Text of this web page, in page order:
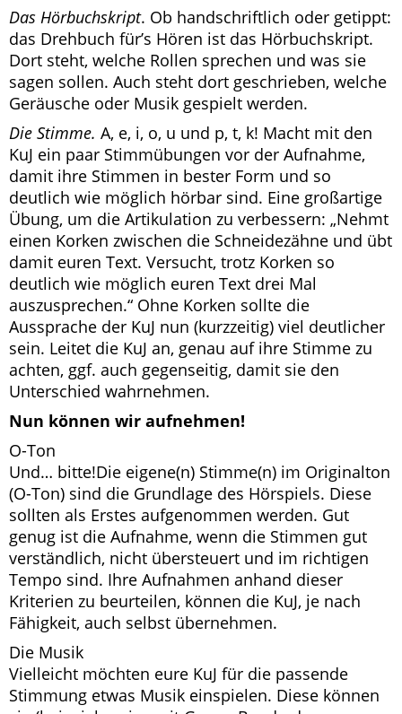
Das Hörbuchskript. Ob handschriftlich oder getippt:
das Drehbuch für’s Hören ist das Hörbuchskript.
Dort steht, welche Rollen sprechen und was sie
sagen sollen. Auch steht dort geschrieben, welche
Geräusche oder Musik gespielt werden.
Die Stimme. A, e, i, o, u und p, t, k! Macht mit den
KuJ ein paar Stimmübungen vor der Aufnahme,
damit ihre Stimmen in bester Form und so
deutlich wie möglich hörbar sind. Eine großartige
Übung, um die Artikulation zu verbessern: „Nehmt
einen Korken zwischen die Schneidezähne und übt
damit euren Text. Versucht, trotz Korken so
deutlich wie möglich euren Text drei Mal
auszusprechen.“ Ohne Korken sollte die
Aussprache der KuJ nun (kurzzeitig) viel deutlicher
sein. Leitet die KuJ an, genau auf ihre Stimme zu
achten, ggf. auch gegenseitig, damit sie den
Unterschied wahrnehmen.
Nun können wir aufnehmen!
O-Ton
Und… bitte!Die eigene(n) Stimme(n) im Originalton
(O-Ton) sind die Grundlage des Hörspiels. Diese
sollten als Erstes aufgenommen werden. Gut
genug ist die Aufnahme, wenn die Stimmen gut
verständlich, nicht übersteuert und im richtigen
Tempo sind. Ihre Aufnahmen anhand dieser
Kriterien zu beurteilen, können die KuJ, je nach
Fähigkeit, auch selbst übernehmen.
Die Musik
Vielleicht möchten eure KuJ für die passende
Stimmung etwas Musik einspielen. Diese können